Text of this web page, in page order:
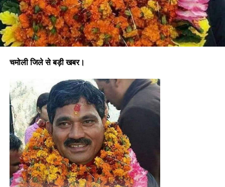
चमोली जिले से बड़ी खबर।